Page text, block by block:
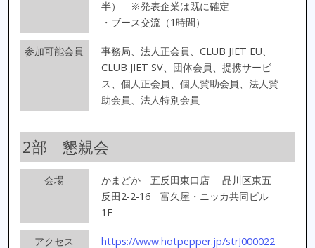
半） ※発表企業は既に確定
・ブース交流（1時間）
参加可能会員
事務局、法人正会員、CLUB JIET EU、
CLUB JIET SV、団体会員、提携サービ
ス、個人正会員、個人賛助会員、法人賛
助会員、法人特別会員
2部 懇親会
会場 かまどか 五反田東口店
品川区東五
反田2-2-16 富久屋・ニッカ共同ビル
1F
アクセス
https://www.hotpepper.jp/strJ000022